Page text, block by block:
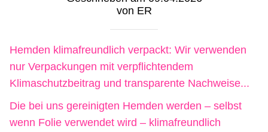
von ER
Hemden klimafreundlich verpackt: Wir verwenden
nur Verpackungen mit verpflichtendem
Klimaschutzbeitrag und transparente Nachweise...
Die bei uns gereinigten Hemden werden – selbst
wenn Folie verwendet wird – klimafreundlich